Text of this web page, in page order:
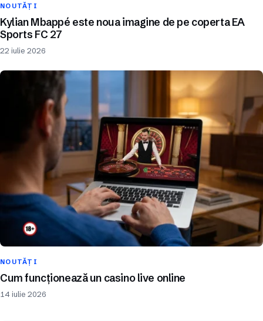
NOUTĂȚI
Kylian Mbappé este noua imagine de pe coperta EA
Sports FC 27
22 iulie 2026
NOUTĂȚI
Cum funcționează un casino live online
14 iulie 2026